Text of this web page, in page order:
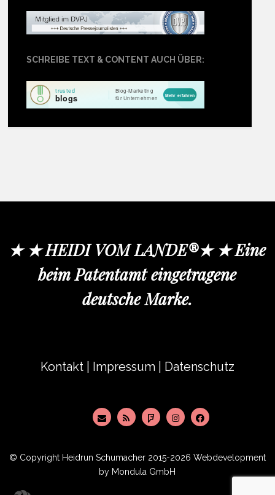
SCHREIBE TEXT & CONTENT AUCH ÜBER:
★ ★ HEIDI VOM LANDE®★ ★ Eine
beim Patentamt eingetragene
deutsche Marke.
Kontakt Impressum Datenschutz
© Copyright Heidrun Schumacher 2015-2026 Webdevelopment
by Mondula GmbH